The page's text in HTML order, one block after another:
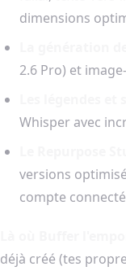
dimensions
2.6 Pro) et
Whisper avec
versions
compte connecté
déjà créé (tes